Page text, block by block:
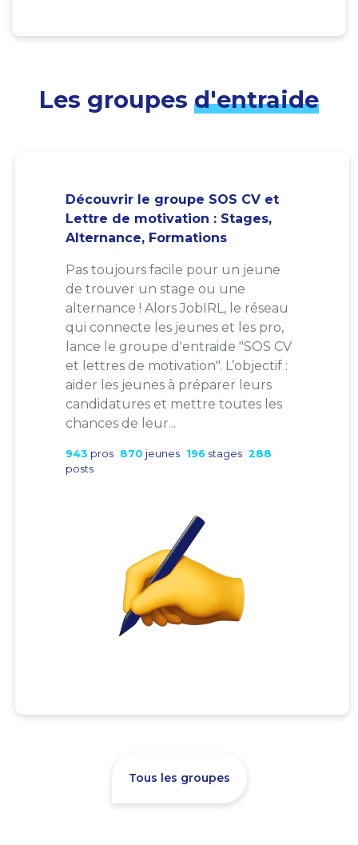
Les groupes d'entraide
Découvrir le groupe SOS CV et
Lettre de motivation : Stages,
Alternance, Formations
Pas toujours facile pour un jeune
de trouver un stage ou une
alternance ! Alors JobIRL, le réseau
qui connecte les jeunes et les pro,
lance le groupe d'entraide "SOS CV
et lettres de motivation". L’objectif :
aider les jeunes à préparer leurs
candidatures et mettre toutes les
chances de leur...
943 pros 870 jeunes 196 stages 288
posts
Tous les groupes